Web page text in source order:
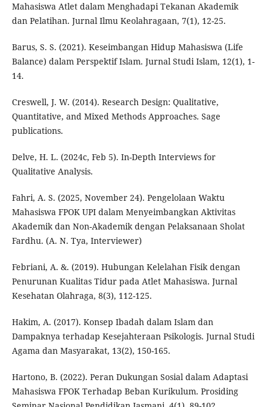
Mahasiswa Atlet dalam Menghadapi Tekanan Akademik
dan Pelatihan. Jurnal Ilmu Keolahragaan, 7(1), 12-25.
Barus, S. S. (2021). Keseimbangan Hidup Mahasiswa (Life
Balance) dalam Perspektif Islam. Jurnal Studi Islam, 12(1), 1-
14.
Creswell, J. W. (2014). Research Design: Qualitative,
Quantitative, and Mixed Methods Approaches. Sage
publications.
Delve, H. L. (2024c, Feb 5). In-Depth Interviews for
Qualitative Analysis.
Fahri, A. S. (2025, November 24). Pengelolaan Waktu
Mahasiswa FPOK UPI dalam Menyeimbangkan Aktivitas
Akademik dan Non-Akademik dengan Pelaksanaan Sholat
Fardhu. (A. N. Tya, Interviewer)
Febriani, A. &. (2019). Hubungan Kelelahan Fisik dengan
Penurunan Kualitas Tidur pada Atlet Mahasiswa. Jurnal
Kesehatan Olahraga, 8(3), 112-125.
Hakim, A. (2017). Konsep Ibadah dalam Islam dan
Dampaknya terhadap Kesejahteraan Psikologis. Jurnal Studi
Agama dan Masyarakat, 13(2), 150-165.
Hartono, B. (2022). Peran Dukungan Sosial dalam Adaptasi
Mahasiswa FPOK Terhadap Beban Kurikulum. Prosiding